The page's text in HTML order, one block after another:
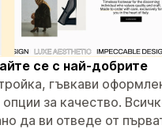
се с най-добрите
гъвкави
за качество.
да ви отведе от